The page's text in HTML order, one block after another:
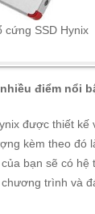
cứng SSD Hynix
điểm nổi
được thiết kế
kèm theo đó
bạn sẽ có hệ
trình và